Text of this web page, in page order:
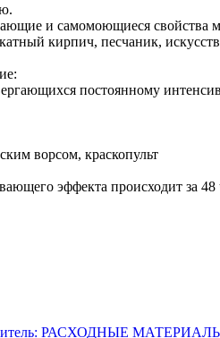
и самомоющиеся
кирпич, песчаник,
постоянному
ворсом, краскопульт
эффекта происходит за 48
РАСХОДНЫЕ